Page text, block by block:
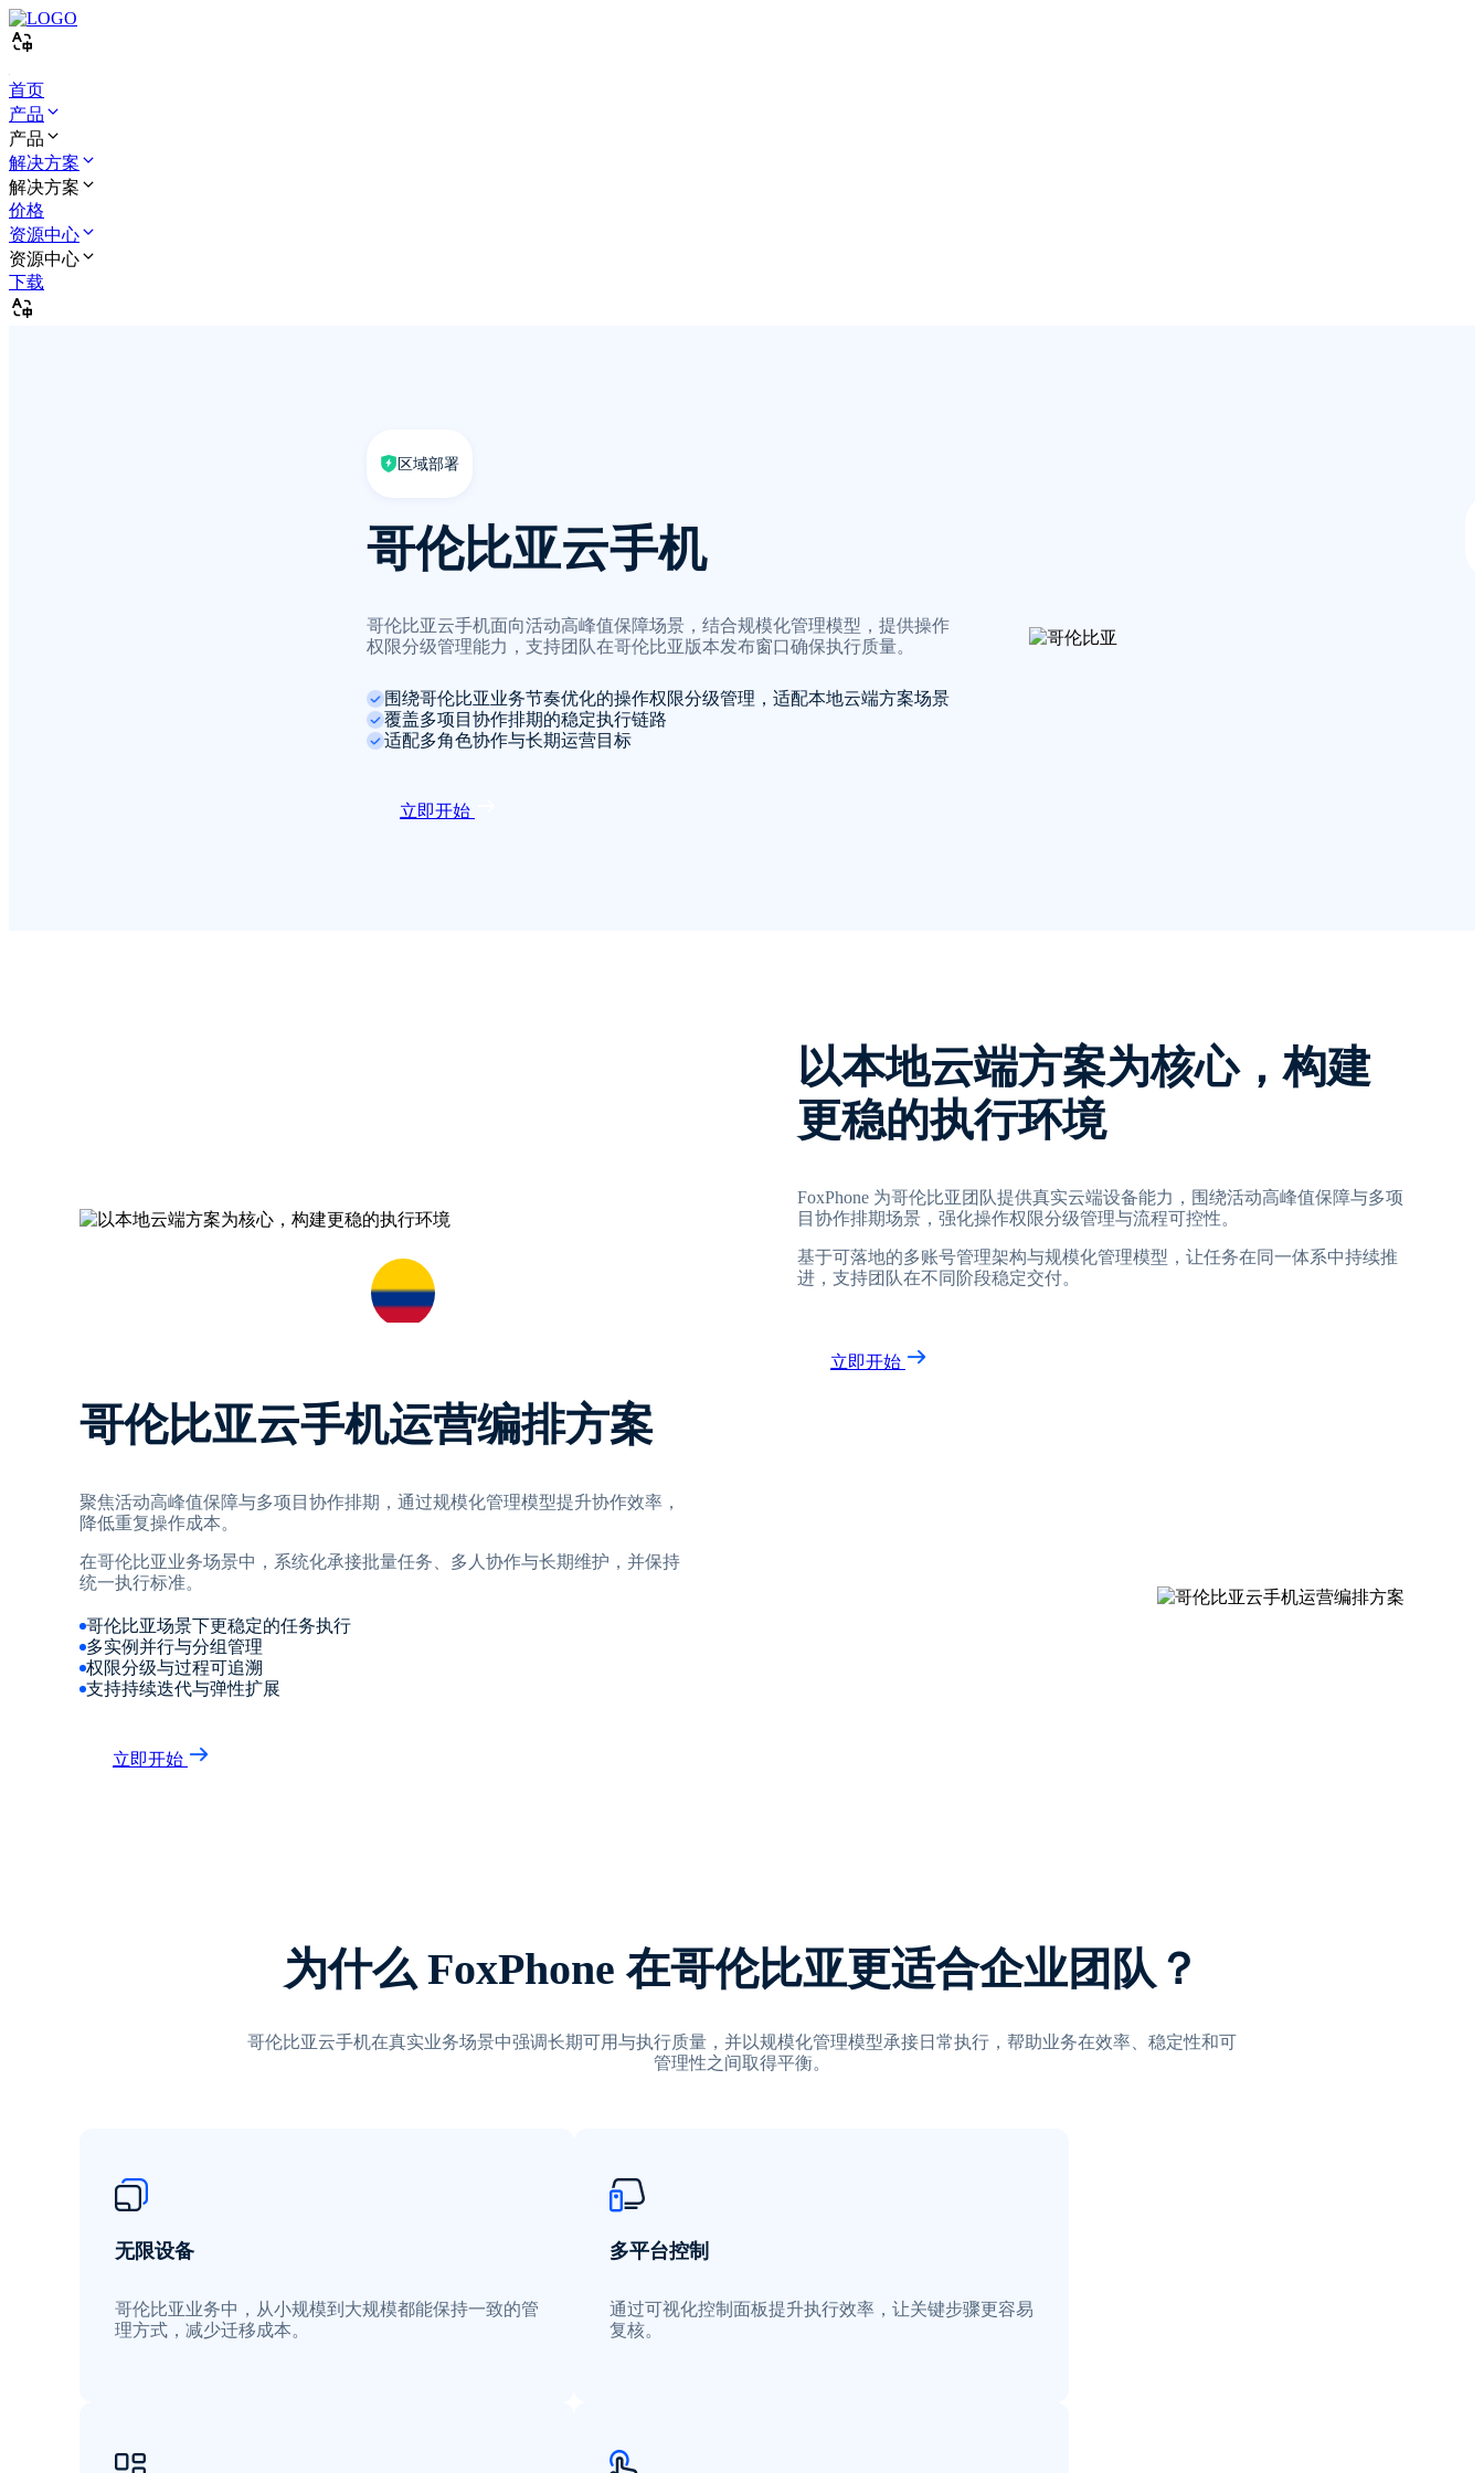
首页
产品
产品
解决方案
解决方案
价格
资源中心
资源中心
下载
区域部署
哥伦比亚云手机
哥伦比亚云手机面向活动高峰值保障场景，结合规模化管理模型，提供操作
权限分级管理能力，支持团队在哥伦比亚版本发布窗口确保执行质量。
围绕哥伦比亚业务节奏优化的操作权限分级管理，适配本地云端方案场景
覆盖多项目协作排期的稳定执行链路
适配多角色协作与长期运营目标
立即开始
以本地云端方案为核心，构建
更稳的执行环境
FoxPhone 为哥伦比亚团队提供真实云端设备能力，围绕活动高峰值保障与多项
目协作排期场景，强化操作权限分级管理与流程可控性。
基于可落地的多账号管理架构与规模化管理模型，让任务在同一体系中持续推
进，支持团队在不同阶段稳定交付。
立即开始
哥伦比亚云手机运营编排方案
聚焦活动高峰值保障与多项目协作排期，通过规模化管理模型提升协作效率，
降低重复操作成本。
在哥伦比亚业务场景中，系统化承接批量任务、多人协作与长期维护，并保持
统一执行标准。
哥伦比亚场景下更稳定的任务执行
多实例并行与分组管理
权限分级与过程可追溯
支持持续迭代与弹性扩展
立即开始
为什么 FoxPhone 在哥伦比亚更适合企业团队？
哥伦比亚云手机在真实业务场景中强调长期可用与执行质量，并以规模化管理模型承接日常执行，帮助业务在效率、稳定性和可
管理性之间取得平衡。
无限设备
哥伦比亚业务中，从小规模到大规模都能保持一致的管
理方式，减少迁移成本。
多平台控制
通过可视化控制面板提升执行效率，让关键步骤更容易
复核。